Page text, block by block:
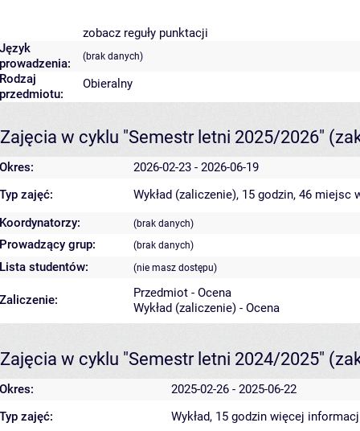
zobacz reguły punktacji
Język
prowadzenia:
(brak danych)
Rodzaj
przedmiotu:
Obieralny
Zajęcia w cyklu "Semestr letni 2025/2026"
Okres:
2026-02-23 - 2026-06-19
Typ zajęć:
Wykład (zaliczenie), 15 godzin, 46 miejsc
Koordynatorzy:
(brak danych)
Prowadzący grup: (brak danych)
Lista studentów: (nie masz dostępu)
Zaliczenie:
Przedmiot - Ocena
Wykład (zaliczenie) - Ocena
Zajęcia w cyklu "Semestr letni 2024/2025"
Okres:
2025-02-26 - 2025-06-22
Typ zajęć:
Wykład, 15 godzin więcej